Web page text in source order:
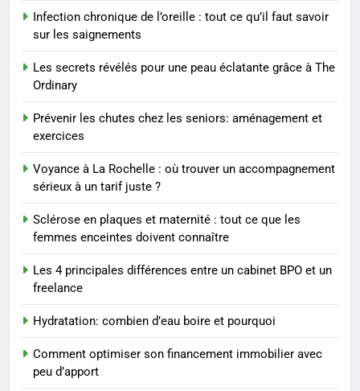
trouver un accompagnement
sérieux à un tarif juste ?
BIEN ÊTRE
1
reviennent chaque année
2
entreprise solide
ENTREPRISE
3
substituts de repas : guide et
conseils pratiques
BIEN ÊTRE
Infection chronique de l’oreille : tout ce qu’il faut savoir
sur les saignements
Les secrets révélés pour une peau éclatante grâce à The
Ordinary
Prévenir les chutes chez les seniors: aménagement et
exercices
Voyance à La Rochelle : où trouver un accompagnement
sérieux à un tarif juste ?
Sclérose en plaques et maternité : tout ce que les
femmes enceintes doivent connaître
Les 4 principales différences entre un cabinet BPO et un
freelance
Hydratation: combien d’eau boire et pourquoi
Comment optimiser son financement immobilier avec
peu d’apport